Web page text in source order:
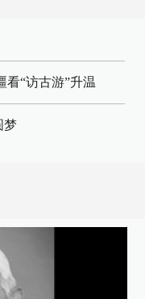
“访古游”升温
梦